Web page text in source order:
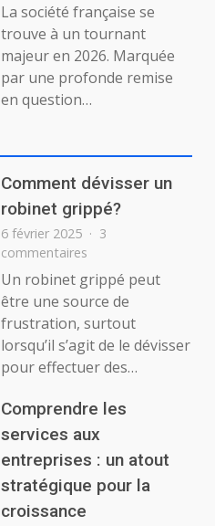
La société française se
trouve à un tournant
majeur en 2026. Marquée
par une profonde remise
en question…
Comment dévisser un
robinet grippé?
6 février 2025
3
commentaires
Comment
dévisser
un
robinet
grippé?
Un robinet grippé peut
être une source de
frustration, surtout
lorsqu’il s’agit de le dévisser
pour effectuer des…
Comprendre les
services aux
entreprises : un atout
stratégique pour la
croissance